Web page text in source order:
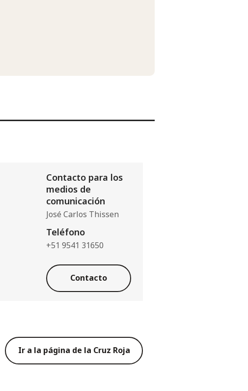
Contacto para los
medios de
comunicación
José Carlos Thissen
Teléfono
+51 9541 31650
Contacto
Ir a la página de la Cruz Roja